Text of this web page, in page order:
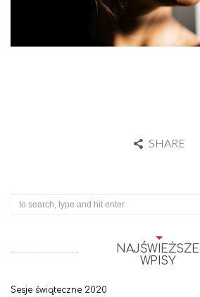
SHARE
NAJŚWIEŻSZE
WPISY
Sesje świąteczne 2020